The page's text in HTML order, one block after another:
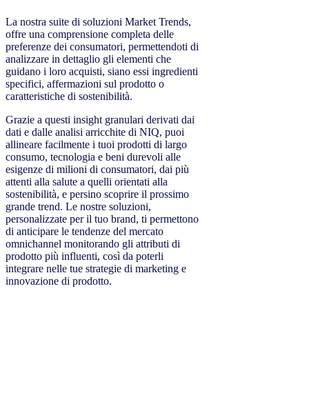
La nostra suite di soluzioni Market Trends,
offre una comprensione completa delle
preferenze dei consumatori, permettendoti di
analizzare in dettaglio gli elementi che
guidano i loro acquisti, siano essi ingredienti
specifici, affermazioni sul prodotto o
caratteristiche di sostenibilità.
Grazie a questi insight granulari derivati dai
dati e dalle analisi arricchite di NIQ, puoi
allineare facilmente i tuoi prodotti di largo
consumo, tecnologia e beni durevoli alle
esigenze di milioni di consumatori, dai più
attenti alla salute a quelli orientati alla
sostenibilità, e persino scoprire il prossimo
grande trend. Le nostre soluzioni,
personalizzate per il tuo brand, ti permettono
di anticipare le tendenze del mercato
omnichannel monitorando gli attributi di
prodotto più influenti, così da poterli
integrare nelle tue strategie di marketing e
innovazione di prodotto.